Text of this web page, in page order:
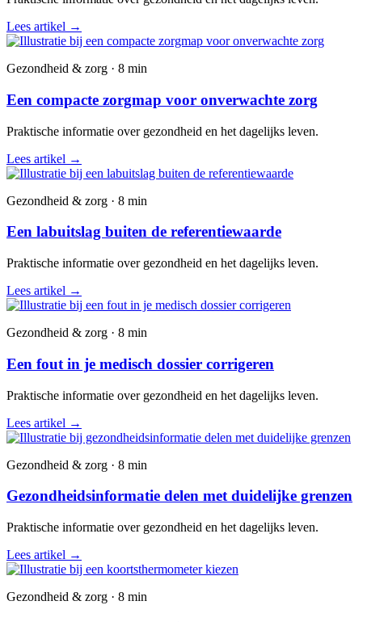
Lees artikel →
Gezondheid & zorg · 8 min
Een compacte zorgmap voor onverwachte zorg
Praktische informatie over gezondheid en het dagelijks leven.
Lees artikel →
Gezondheid & zorg · 8 min
Een labuitslag buiten de referentiewaarde
Praktische informatie over gezondheid en het dagelijks leven.
Lees artikel →
Gezondheid & zorg · 8 min
Een fout in je medisch dossier corrigeren
Praktische informatie over gezondheid en het dagelijks leven.
Lees artikel →
Gezondheid & zorg · 8 min
Gezondheidsinformatie delen met duidelijke grenzen
Praktische informatie over gezondheid en het dagelijks leven.
Lees artikel →
Gezondheid & zorg · 8 min